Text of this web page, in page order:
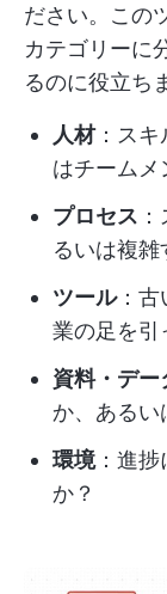
ださい。この
カテゴリーに
るのに役立ち
人材：スキ
はチームメ
プロセス
るいは複雑
ツール：古
業の足を引
資料・デー
か、あるい
環境：進捗
か？